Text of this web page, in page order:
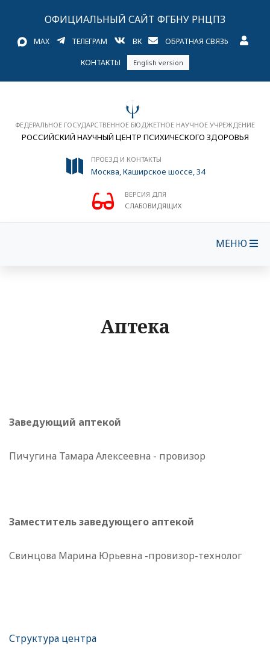
ОФИЦИАЛЬНЫЙ САЙТ ФГБНУ РНЦПЗ
MAX ТЕЛЕГРАМ ВК ОБРАТНАЯ СВЯЗЬ
КОНТАКТЫ English version
ФЕДЕРАЛЬНОЕ ГОСУДАРСТВЕННОЕ БЮДЖЕТНОЕ НАУЧНОЕ УЧРЕЖДЕНИЕ
РОССИЙСКИЙ НАУЧНЫЙ ЦЕНТР ПСИХИЧЕСКОГО ЗДОРОВЬЯ
ПРОЕЗД И КОНТАКТЫ
Москва, Каширское шоссе, 34
ВЕРСИЯ ДЛЯ
СЛАБОВИДЯЩИХ
МЕНЮ
Аптека
Заведующий аптекой
Пичугина Тамара Алексеевна - провизор
Заместитель заведующего аптекой
Свинцова Марина Юрьевна -провизор-технолог
Структура центра